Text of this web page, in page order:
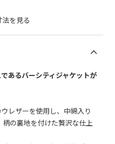
法を見る
あるバーシティジャケットが
レザーを使用し、中綿入り
柄の裏地を付けた贅沢な仕上